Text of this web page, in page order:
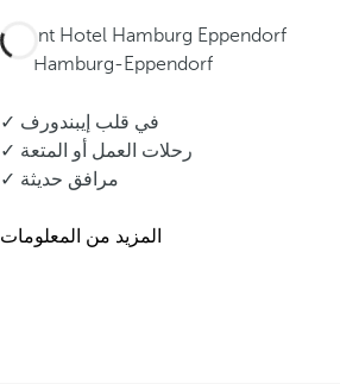
Dorint Hotel Hamburg Eppendorf
Hamburg-Eppendorf
✓ في قلب إيبندورف
✓ رحلات العمل أو المتعة
✓ مرافق حديثة
المزيد من المعلومات